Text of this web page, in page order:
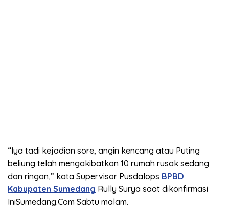
“Iya tadi kejadian sore, angin kencang atau Puting
beliung telah mengakibatkan 10 rumah rusak sedang
dan ringan,” kata Supervisor Pusdalops BPBD
Kabupaten Sumedang Rully Surya saat dikonfirmasi
IniSumedang.Com Sabtu malam.